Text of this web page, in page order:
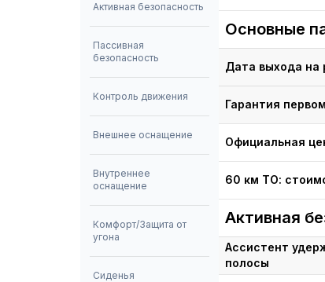
Активная безопасность
Пассивная
безопасность
Контроль движения
Внешнее оснащение
Внутреннее
оснащение
Комфорт/Защита от
угона
Сиденья
Основные
Дата выхода на
Гарантия
Официальная
60 км ТО:
Активная
Ассистент
полосы